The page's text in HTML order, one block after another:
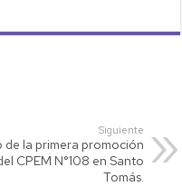
Siguiente
de la primera promoción
CPEM N°108 en Santo
Tomás.